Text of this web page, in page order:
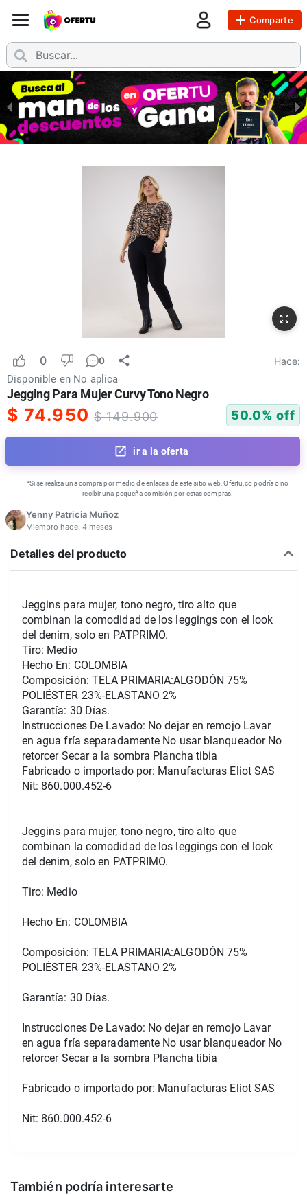
Comparte
0 0 Hace:
Disponible en No aplica
Jegging Para Mujer Curvy Tono Negro
$ 74.950 $149.900 50.0% off
ir a la oferta
*Si se realiza una compra por medio de enlaces de este sitio web, Ofertu.co podría o no
recibir una pequeña comisión por estas compras.
Yenny Patricia Muñoz
Miembro hace: 4 meses
Detalles del producto
Jeggins para mujer, tono negro, tiro alto que
combinan la comodidad de los leggings con el look
del denim, solo en PATPRIMO.
Tiro: Medio
Hecho En: COLOMBIA
Composición: TELA PRIMARIA:ALGODÓN 75%
POLIÉSTER 23%-ELASTANO 2%
Garantía: 30 Días.
Instrucciones De Lavado: No dejar en remojo Lavar
en agua fría separadamente No usar blanqueador No
retorcer Secar a la sombra Plancha tibia
Fabricado o importado por: Manufacturas Eliot SAS
Nit: 860.000.452-6
Jeggins para mujer, tono negro, tiro alto que
combinan la comodidad de los leggings con el look
del denim, solo en PATPRIMO.
Tiro: Medio
Hecho En: COLOMBIA
Composición: TELA PRIMARIA:ALGODÓN 75%
POLIÉSTER 23%-ELASTANO 2%
Garantía: 30 Días.
Instrucciones De Lavado: No dejar en remojo Lavar
en agua fría separadamente No usar blanqueador No
retorcer Secar a la sombra Plancha tibia
Fabricado o importado por: Manufacturas Eliot SAS
Nit: 860.000.452-6
También podría interesarte